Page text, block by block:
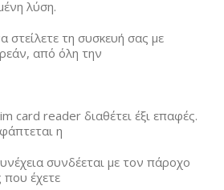
λύση.
στείλετε τη συσκευή σας με
από όλη την
card reader διαθέτει έξι επαφές.
η
συνδέεται με τον πάροχο
που έχετε